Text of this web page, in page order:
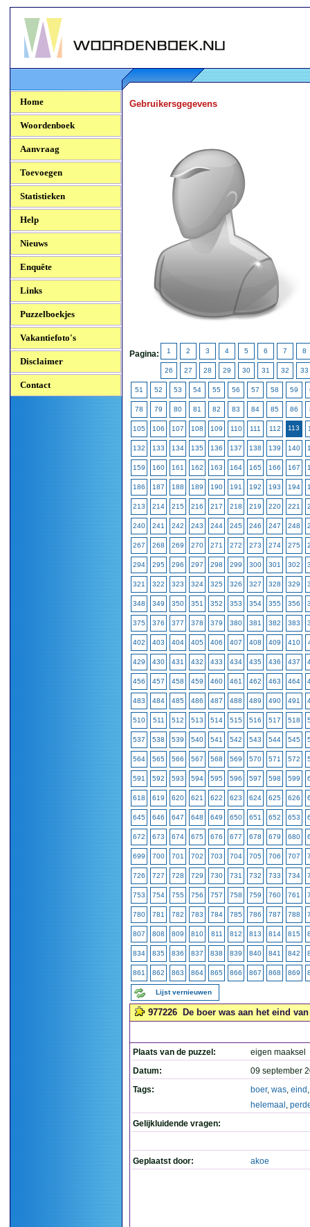
Woordenboek.NU
Home
Woordenboek
Aanvraag
Toevoegen
Statistieken
Help
Nieuws
Enquête
Links
Puzzelboekjes
Vakantiefoto's
Disclaimer
Contact
Gebruikersgegevens
Pagina: 1 2 3 4 5 6 7 8
26 27 28 29 30 31 32 33
51 52 53 54 55 56 57 58 59
78 79 80 81 82 83 84 85 86
105 106 107 108 109 110 111 112 113
132 133 134 135 136 137 138 139 140
159 160 161 162 163 164 165 166 167
186 187 188 189 190 191 192 193 194
213 214 215 216 217 218 219 220 221
240 241 242 243 244 245 246 247 248
267 268 269 270 271 272 273 274 275
294 295 296 297 298 299 300 301 302
321 322 323 324 325 326 327 328 329
348 349 350 351 352 353 354 355 356
375 376 377 378 379 380 381 382 383
402 403 404 405 406 407 408 409 410
429 430 431 432 433 434 435 436 437
456 457 458 459 460 461 462 463 464
483 484 485 486 487 488 489 490 491
510 511 512 513 514 515 516 517 518
537 538 539 540 541 542 543 544 545
564 565 566 567 568 569 570 571 572
591 592 593 594 595 596 597 598 599
618 619 620 621 622 623 624 625 626
645 646 647 648 649 650 651 652 653
672 673 674 675 676 677 678 679 680
699 700 701 702 703 704 705 706 707
726 727 728 729 730 731 732 733 734
753 754 755 756 757 758 759 760 761
780 781 782 783 784 785 786 787 788
807 808 809 810 811 812 813 814 815
834 835 836 837 838 839 840 841 842
861 862 863 864 865 866 867 868 869
Lijst vernieuwen
977226 De boer was aan het eind
Plaats van de puzzel:
eigen maaksel
Datum:
09 september
Tags:
boer, was, eind
helemaal ,
Gelijkluidende vragen:
Geplaatst door: akoe